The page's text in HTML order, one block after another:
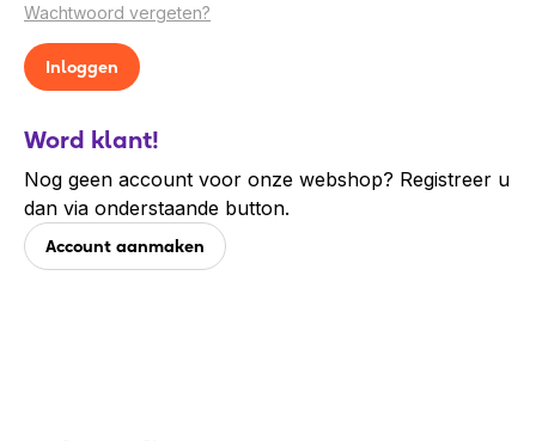
Wachtwoord vergeten?
Word klant!
Nog geen account voor onze webshop? Registreer u
dan via onderstaande button.
Account aanmaken